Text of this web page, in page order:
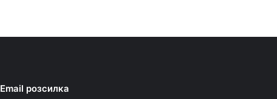
Email розсилка